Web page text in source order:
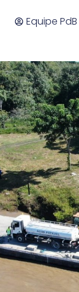
Equipe PdB